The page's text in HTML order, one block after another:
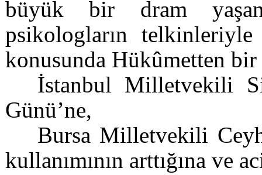
büyük bir dram
psikologların
konusunda Hükûmetten
İstanbul Milletvekili
Günü’ne,
Bursa Milletvekili
kullanımının arttığına ve